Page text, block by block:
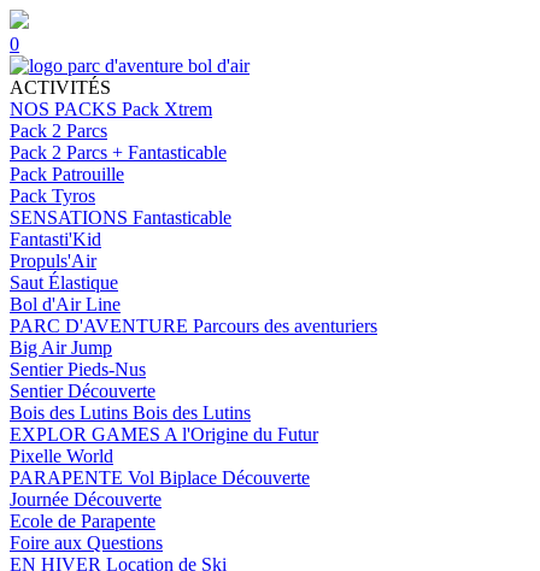
0
ACTIVITÉS
NOS PACKS Pack Xtrem
Pack 2 Parcs
Pack 2 Parcs + Fantasticable
Pack Patrouille
Pack Tyros
SENSATIONS Fantasticable
Fantasti'Kid
Propuls'Air
Saut Élastique
Bol d'Air Line
PARC D'AVENTURE Parcours des aventuriers
Big Air Jump
Sentier Pieds-Nus
Sentier Découverte
Bois des Lutins Bois des Lutins
EXPLOR GAMES A l'Origine du Futur
Pixelle World
PARAPENTE Vol Biplace Découverte
Journée Découverte
Ecole de Parapente
Foire aux Questions
EN HIVER Location de Ski